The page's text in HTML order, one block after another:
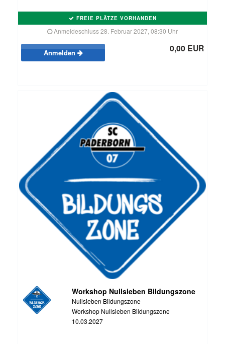
FREIE PLÄTZE VORHANDEN
Anmeldeschluss 28. Februar 2027, 08:30 Uhr
Anmelden 0,00 EUR
Workshop Nullsieben Bildungszone
Nullsieben Bildungszone
Workshop Nullsieben Bildungszone
10.03.2027